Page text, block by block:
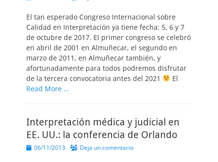
El tan esperado Congreso Internacional sobre
Calidad en Interpretación ya tiene fecha: 5, 6 y 7
de octubre de 2017. El primer congreso se celebró
en abril de 2001 en Almuñecar, el segundo en
marzo de 2011, en Almuñecar también, y
afortunadamente para todos podremos disfrutar
de la tercera convocatoria antes del 2021
El
Read More …
Interpretación médica y judicial en
EE. UU.: la conferencia de Orlando
Publicado
06/11/2013 Deja un comentario